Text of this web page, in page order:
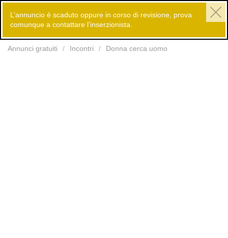
Annunci gratuiti Incontri Donna cerca uomo
L’annuncio è scaduto oppure in corso di revisione, prova
comunque a contattare l’inserzionista.